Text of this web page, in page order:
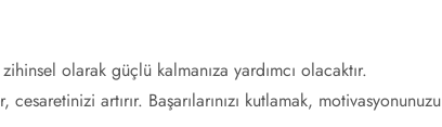
olarak güçlü kalmanıza yardımcı olacaktır.
artırır. Başarılarınızı kutlamak, motivasyonunuzu